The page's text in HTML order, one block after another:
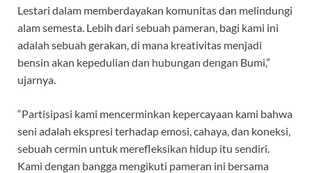
Lestari dalam memberdayakan komunitas dan melindungi
alam semesta. Lebih dari sebuah pameran, bagi kami ini
adalah sebuah gerakan, di mana kreativitas menjadi
bensin akan kepedulian dan hubungan dengan Bumi,”
ujarnya.
“Partisipasi kami mencerminkan kepercayaan kami bahwa
seni adalah ekspresi terhadap emosi, cahaya, dan koneksi,
sebuah cermin untuk merefleksikan hidup itu sendiri.
Kami dengan bangga mengikuti pameran ini bersama